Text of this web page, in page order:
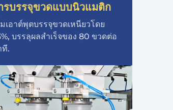
รบรรจุขวดแบบนิวแมติก
มเอาต์พุตบรรจุขวดเหนียวโดย
บรรลุผลสำเร็จของ 80 ขวดต่อ
ที.